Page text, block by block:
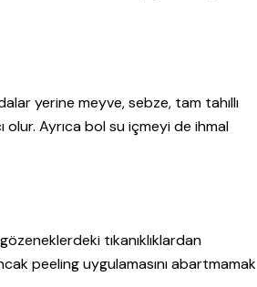
yerine meyve, sebze, tam tahıllı
olur. Ayrıca bol su içmeyi de ihmal
tıkanıklıklardan
peeling uygulamasını abartmamak